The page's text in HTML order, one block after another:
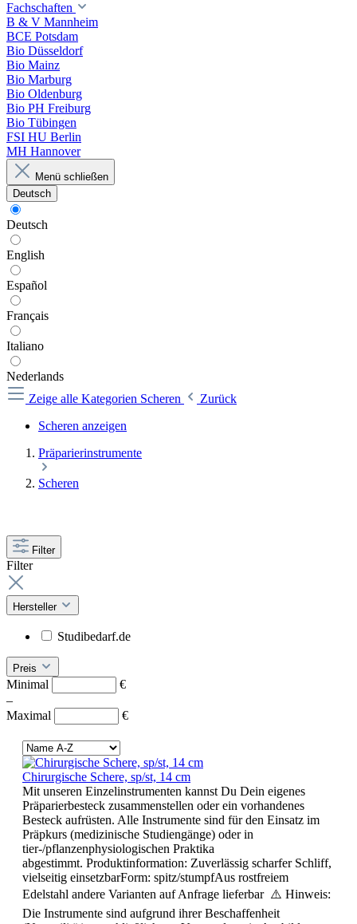
Fachschaften
B & V Mannheim
BCE Potsdam
Bio Düsseldorf
Bio Mainz
Bio Marburg
Bio Oldenburg
Bio PH Freiburg
Bio Tübingen
FSI HU Berlin
MH Hannover
Menü schließen
Deutsch
Deutsch
English
Español
Français
Italiano
Nederlands
Zeige alle Kategorien Scheren
Zurück
Scheren anzeigen
Präparierinstrumente
Scheren
Filter
Filter
Hersteller
Studibedarf.de
Preis
Minimal
€
–
Maximal
€
Chirurgische Schere, sp/st, 14 cm
Mit unseren Einzelinstrumenten kannst Du Dein eigenes
Präparierbesteck zusammenstellen oder ein vorhandenes
Besteck aufrüsten. Alle Instrumente sind für den Einsatz im
Präpkurs (medizinische Studiengänge) oder in
tier-/pflanzenphysiologischen Praktika
abgestimmt. Produktinformation: Zuverlässig scharfer Schliff,
vielseitig einsetzbarForm: spitz/stumpfAus rostfreiem
Edelstahl andere Varianten auf Anfrage lieferbar ⚠️ Hinweis:
Die Instrumente sind aufgrund ihrer Beschaffenheit